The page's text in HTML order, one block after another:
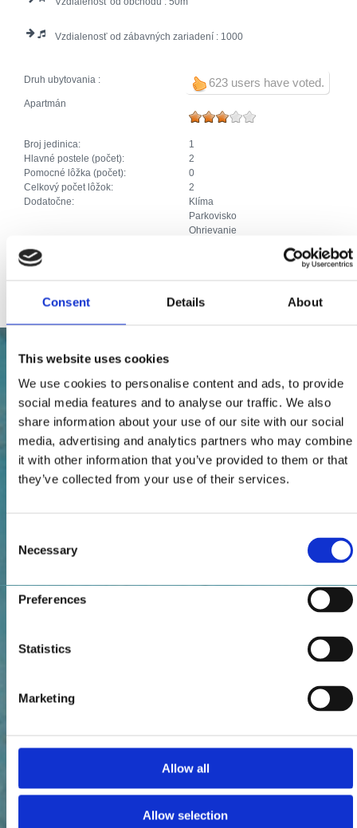
Consent Details About
This website uses cookies
We use cookies to personalise content and ads, to provide
social media features and to analyse our traffic. We also
share information about your use of our site with our social
media, advertising and analytics partners who may combine
it with other information that you’ve provided to them or that
they’ve collected from your use of their services.
Selection
Necessary
Preferences
Statistics
Marketing
Allow all
Allow selection
Vzdialenosť od zábavných zariadení : 1000
623 users have voted.
Druh ubytovania :
Apartmán
Broj jedinica:
1
Hlavné postele (počet):
2
Pomocné lôžka (počet):
0
Celkový počet lôžok:
2
Dodatočne:
Klíma
Parkovisko
Ohrievanie